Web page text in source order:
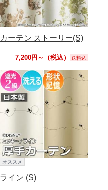
カーテン ストーリー(S)
7,200円～（税込） 送料込
オススメ
ライン (S)